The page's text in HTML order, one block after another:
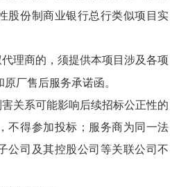
股份制商业银行总行类似项目实
代理商的，须提供本项目涉及各项
厂售后服务承诺函。
害关系可能影响后续招标公正性的
不得参加投标；服务商为同一法
公司及其控股公司等关联公司不